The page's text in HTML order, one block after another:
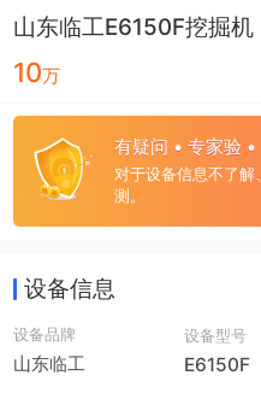
山东临工E6150F挖掘机
10万
有疑问 • 专家验
对于设备信息不了
测。
设备信息
设备品牌
山东临工
设备型号
E6150F